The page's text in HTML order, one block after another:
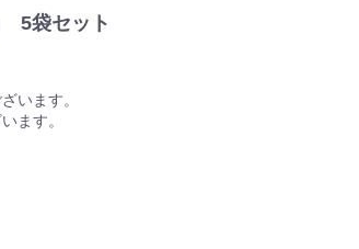
優れた日本を代表する
5袋セット
います。
ます。